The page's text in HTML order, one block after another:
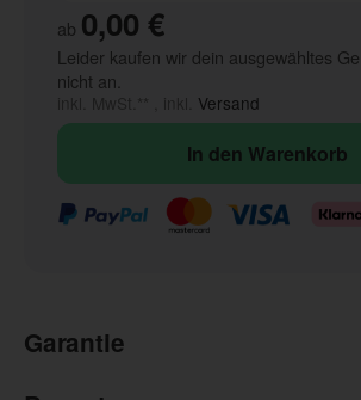
ab 0,00 €
Leider kaufen wir dein ausgewähltes
nicht an.
Versand
In den Warenkorb
Garantie